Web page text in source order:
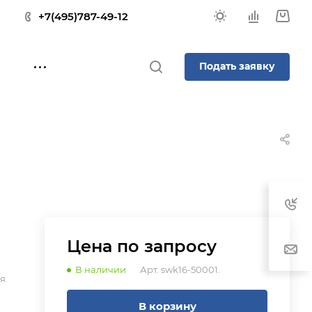
+7(495)787-49-12
Подать заявку
Цена по запросу
В наличии Арт. swk16-50001.
В корзину